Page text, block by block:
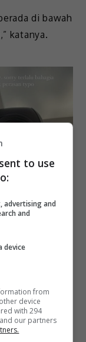
di bawah
katanya.
Awang
ibadah
atas
pelakon,
to use
advertising and
and
device
from
device
with 294
our partners